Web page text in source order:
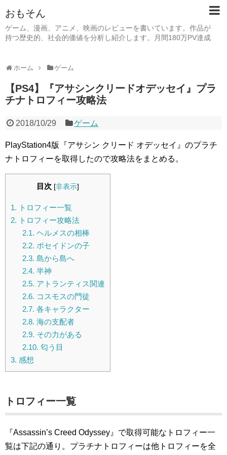
おもそん
ゲーム、漫画、アニメ、映画のレビューを書いています。作品が
持つ歴史的、社会的価値を分析し紹介します。月間180万PV達成
ホーム ゲーム
【PS4】『アサシンクリードオデッセイ』プラ
チナトロフィー攻略法
2018/10/29 ゲーム
PlayStation4版『アサシン クリード オデッセイ』のプラチ
ナトロフィーを取得したので攻略法をまとめる。
目次 [非表示]
1. トロフィー一覧
2. トロフィー攻略法
2.1. ヘルメスの相棒
2.2. ポセイドンの子
2.3. 島から島へ
2.4. 半神
2.5. アトランティス関連
2.6. コスモスの門徒
2.7. 各キャラクター
2.8. 海の支配者
2.9. その力がある
2.10. 匂う目
3. 感想
トロフィー一覧
『Assassin’s Creed Odyssey』で取得可能なトロフィー一
覧は下記の通り。プラチナトロフィーは他トロフィーを全